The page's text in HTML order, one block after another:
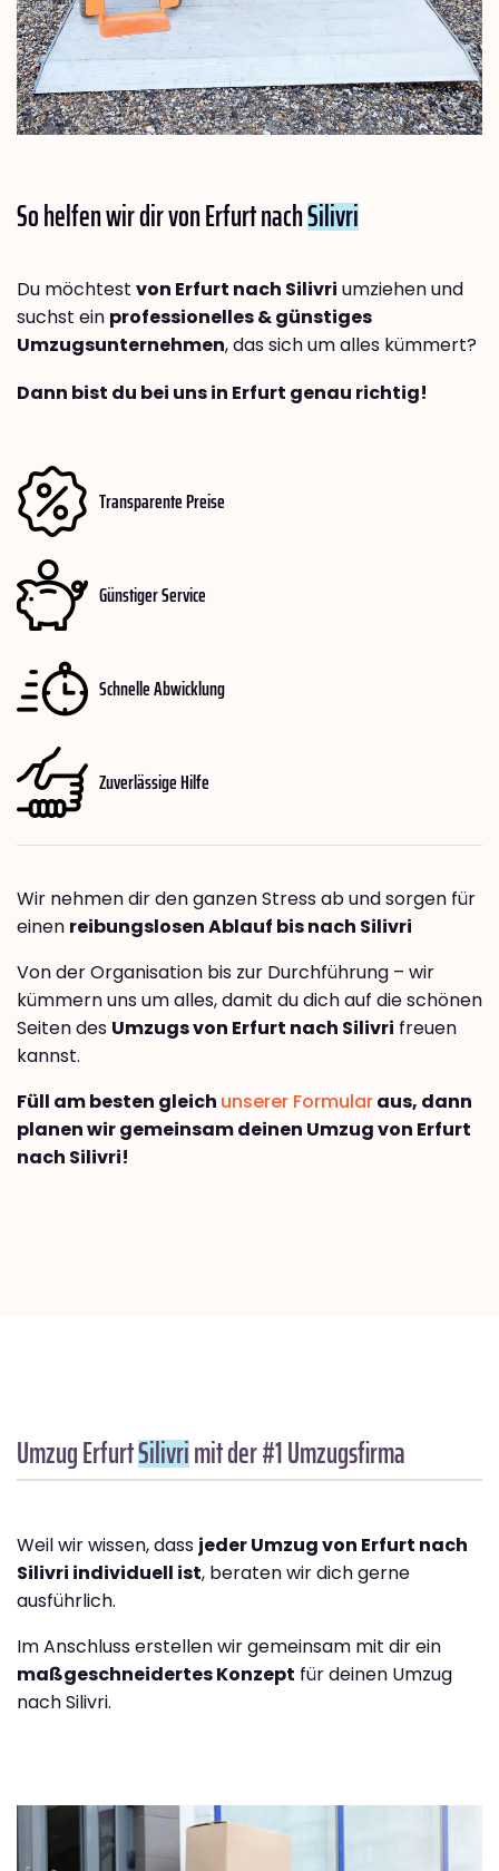
So helfen wir dir von Erfurt nachSilivri
Du möchtest von Erfurt nach Silivri umziehen und
suchst ein professionelles & günstiges
Umzugsunternehmen, das sich um alles kümmert?
Dann bist du bei uns in Erfurt genau richtig!
Transparente Preise
Günstiger Service
Schnelle Abwicklung
Zuverlässige Hilfe
Wir nehmen dir den ganzen Stress ab und sorgen für
einen reibungslosen Ablauf bis nach Silivri
Von der Organisation bis zur Durchführung – wir
kümmern uns um alles, damit du dich auf die schönen
Seiten des Umzugs von Erfurt nach Silivri freuen
kannst.
Füll am besten gleich unserer Formularaus, dann
planen wir gemeinsam deinen Umzug von Erfurt
nach Silivri!
Umzug ErfurtSilivrimit der #1 Umzugsfirma
Weil wir wissen, dass jeder Umzug von Erfurt nach
Silivri individuell ist, beraten wir dich gerne
ausführlich.
Im Anschluss erstellen wir gemeinsam mit dir ein
maßgeschneidertes Konzept für deinen Umzug
nach Silivri.